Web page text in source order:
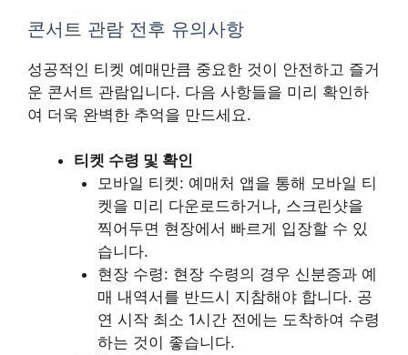
콘서트 관람 전후 유의사항
성공적인 티켓 예매만큼 중요한 것이 안전하고 즐거
운 콘서트 관람입니다. 다음 사항들을 미리 확인하
여 더욱 완벽한 추억을 만드세요.
티켓 수령 및 확인
모바일 티켓: 예매처 앱을 통해 모바일 티
켓을 미리 다운로드하거나, 스크린샷을
찍어두면 현장에서 빠르게 입장할 수 있
습니다.
현장 수령: 현장 수령의 경우 신분증과 예
매 내역서를 반드시 지참해야 합니다. 공
연 시작 최소 1시간 전에는 도착하여 수령
하는 것이 좋습니다.